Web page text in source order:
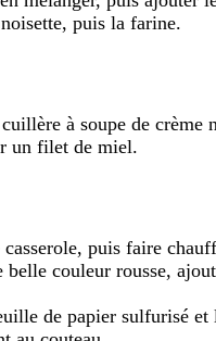
puis la farine.
à soupe de crème
un filet de miel.
puis faire
couleur rousse,
de papier sulfurisé